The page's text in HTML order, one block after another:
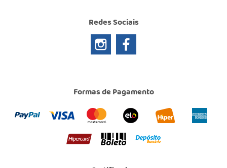
Redes Sociais
Formas de Pagamento